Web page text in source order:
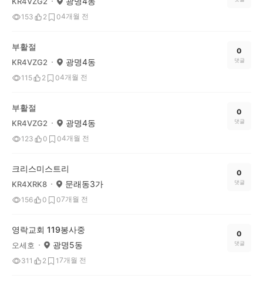
153 2 04개월 전
부활절
KR4VZG2 광명4동
115 2 04개월 전
0
댓글
부활절
KR4VZG2 광명4동
123 0 04개월 전
0
댓글
크리스미스트리
KR4XRK8 문래동3가
156 0 07개월 전
0
댓글
영락교회 119봉사중
오세호 광명5동
311 2 17개월 전
0
댓글